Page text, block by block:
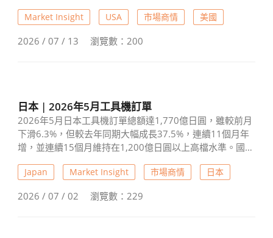
聯絡表單
廣告刊登
EN 繁中
設備採購增加，工業機械業訂單更創2017年以來新高。隨
Market Insight USA 市場商情 美國
2026 / 07 / 13 瀏覽數：200
日本 | 2026年5月工具機訂單
2026年5月日本工具機訂單總額達1,770億日圓，雖較前月
下滑6.3%，但較去年同期大幅成長37.5%，連續11個月年
增，並連續15個月維持在1,200億日圓以上高檔水準。國內
66.1%最為亮眼。JMTBA預期，在政策支持及AI、機器人投
出的影響。
Japan Market Insight 市場商情 日本
2026 / 07 / 02 瀏覽數：229